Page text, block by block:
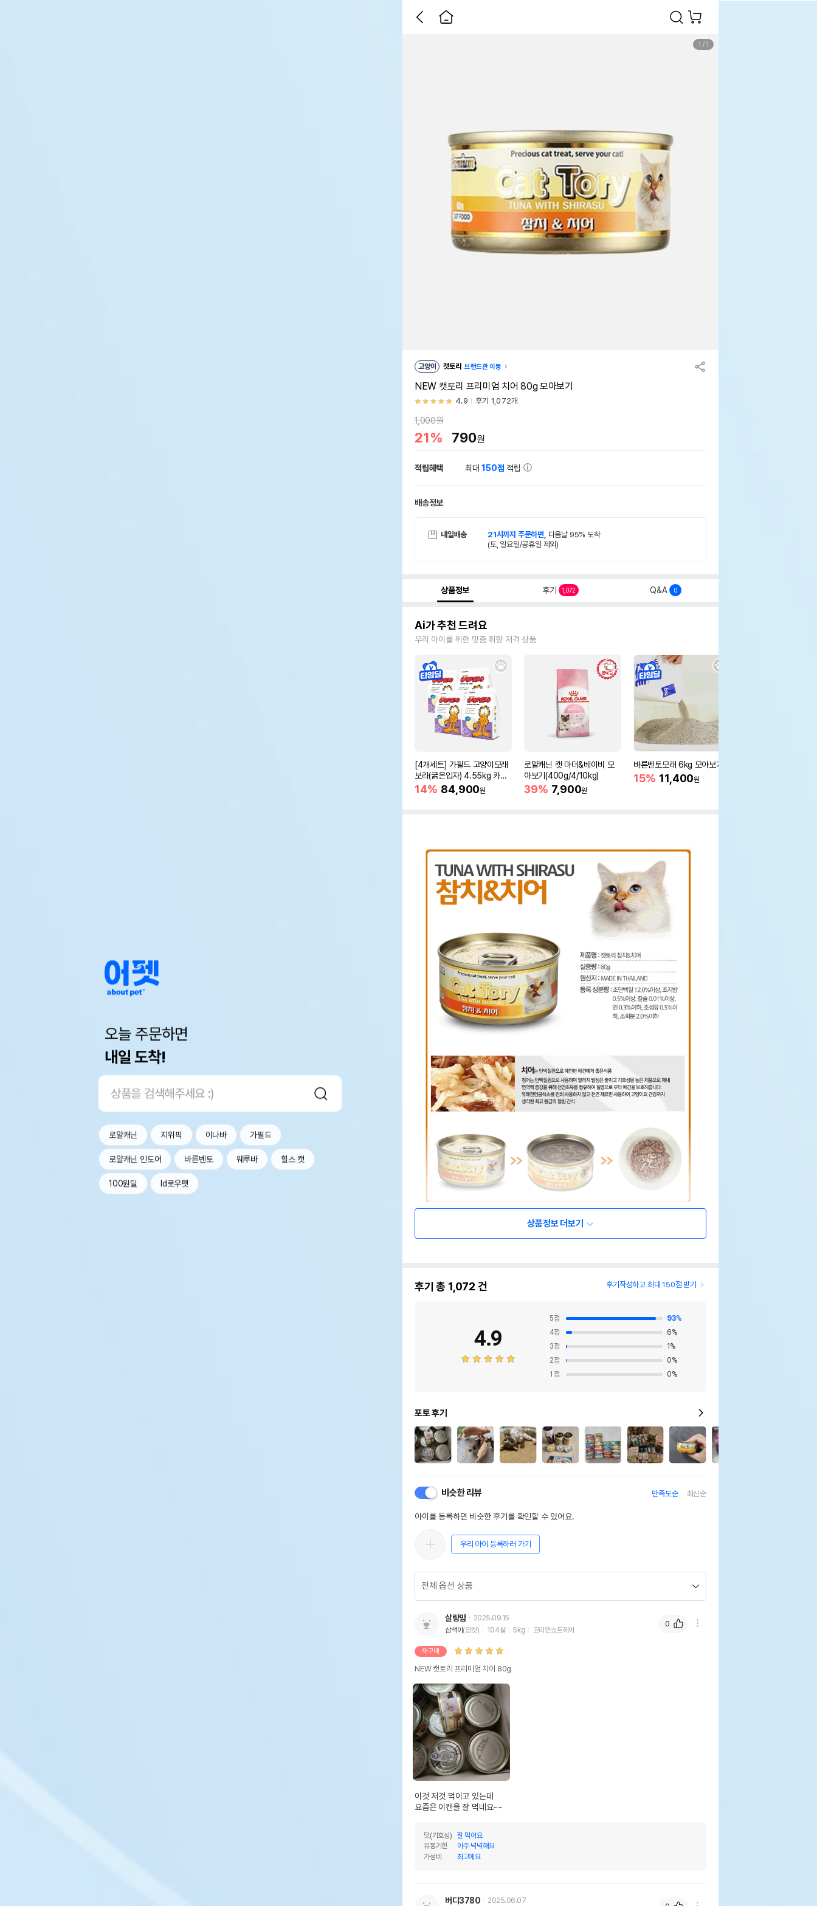
오늘 주문하면
내일 도착!
로얄캐닌 지위픽 이나바 가필드
로얄캐닌 인도어 바른벤토 웨루바 힐스 캣
100원딜 Id로우펫
1 / 1
고양이 캣토리 브랜드관 이동
NEW 캣토리 프리미엄 치어 80g 모아보기
4.9 후기 1,072개
1,000원
21% 790원
적립혜택 최대150점 적립
배송정보
내일배송 21시까지 주문하면, 다음날 95% 도착
(토, 일요일/공휴일 제외)
상품정보 후기 1,072 Q&A 0
Ai가 추천 드려요
우리 아이를 위한 맞춤 취향 저격 상품
[4개세트] 가필드 고양이모래
보라(굵은입자) 4.55kg 카사
바모래
14% 84,900원
로얄캐닌 캣 마더&베이비 모
아보기(400g/4/10kg)
39% 7,900원
바른벤토모래 6kg 모아보기
15% 11,400원
상품정보 더보기
후기 총 1,072 건 후기작성하고 최대 150점 받기
4.9
5점 93%
4점 6%
3점 1 %
2점 0%
1 점 0%
포토 후기
비슷한 리뷰 만족도순 최신순
아이를 등록하면 비슷한 후기를 확인할 수 있어요.
우리 아이 등록하러 가기
살랑맘
2025.09.15
삼색이(암컷) 104살 5kg 코리안쇼트헤어
재구매
NEW 캣토리 프리미엄 치어 80g
이것 저것 먹이고 있는데
요즘은 이캔을 잘 먹네요~~
맛(기호성)
잘 먹어요
유통기한
아주 넉넉해요
가성비
최고에요
0
버디3780 2025.06.07